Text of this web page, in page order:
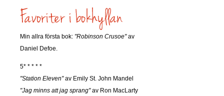
Min allra första bok: "Robinson Crusoe"av
Daniel Defoe.
5* * * * *
"Station Eleven"av Emily St. John Mandel
"Jag minns att jag sprang"av Ron MacLarty